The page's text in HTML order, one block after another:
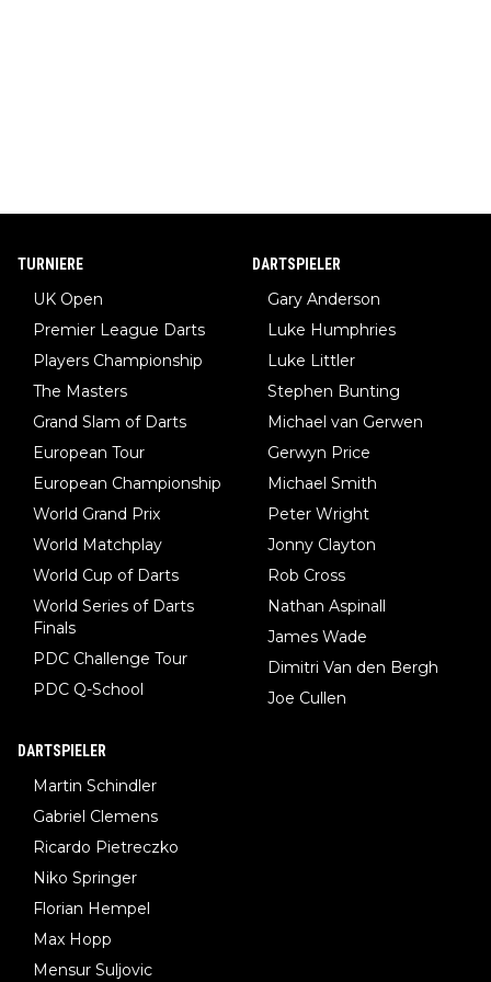
TURNIERE
UK Open
Premier League Darts
Players Championship
The Masters
Grand Slam of Darts
European Tour
European Championship
World Grand Prix
World Matchplay
World Cup of Darts
World Series of Darts
Finals
PDC Challenge Tour
PDC Q-School
DARTSPIELER
Gary Anderson
Luke Humphries
Luke Littler
Stephen Bunting
Michael van Gerwen
Gerwyn Price
Michael Smith
Peter Wright
Jonny Clayton
Rob Cross
Nathan Aspinall
James Wade
Dimitri Van den Bergh
Joe Cullen
DARTSPIELER
Martin Schindler
Gabriel Clemens
Ricardo Pietreczko
Niko Springer
Florian Hempel
Max Hopp
Mensur Suljovic